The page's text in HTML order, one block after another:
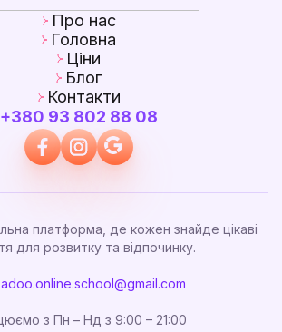
Про нас
Головна
Ціни
Блог
Контакти
+380 93 802 88 08
платформа, де кожен знайде цікаві
для розвитку та відпочинку.
з Пн – Нд з 9:00 – 21:00